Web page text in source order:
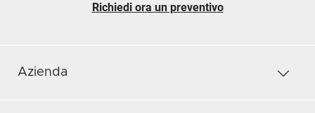
Richiedi ora un preventivo
Azienda